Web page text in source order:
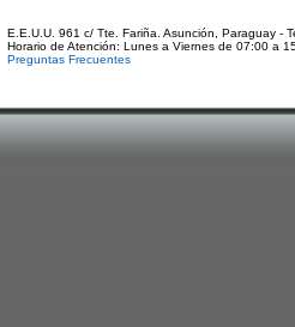
E.E.U.U. 961 c/ Tte. Fariña. Asunción, Paraguay -
Horario de Atención: Lunes a Viernes de 07:00 a
Preguntas Frecuentes